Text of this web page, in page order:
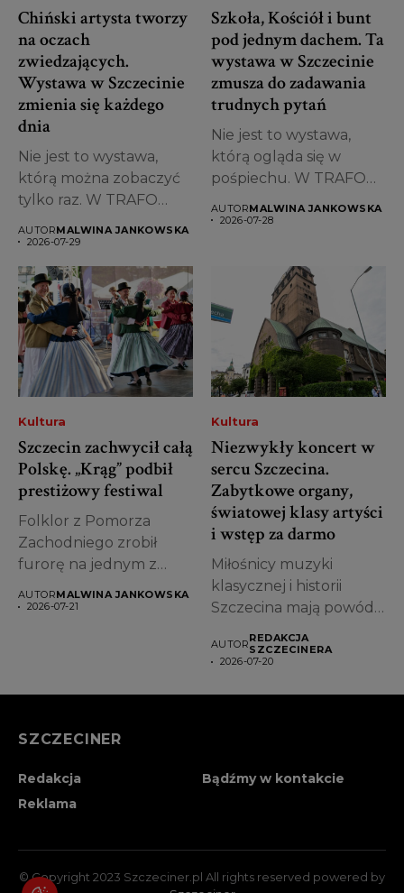
Chiński artysta tworzy
na oczach
zwiedzających.
Wystawa w Szczecinie
zmienia się każdego
dnia
Nie jest to wystawa,
którą można zobaczyć
tylko raz. W TRAFO
AUTORMALWINA JANKOWSKA
2026-07-29
Szkoła, Kościół i bunt
pod jednym dachem. Ta
wystawa w Szczecinie
zmusza do zadawania
trudnych pytań
Nie jest to wystawa,
którą ogląda się w
pośpiechu. W TRAFO
AUTORMALWINA JANKOWSKA
2026-07-28
Kultura
Szczecin zachwycił całą
Polskę. „Krąg” podbił
prestiżowy festiwal
Folklor z Pomorza
Zachodniego zrobił
furorę na jednym z
wydarzeń
AUTORMALWINA JANKOWSKA
2026-07-21
Kultura
Niezwykły koncert w
sercu Szczecina.
Zabytkowe organy,
światowej klasy artyści
i wstęp za darmo
Miłośnicy muzyki
klasycznej i historii
Szczecina mają powód,
AUTORREDAKCJA
SZCZECINERA
2026-07-20
SZCZECINER
Redakcja
Bądźmy w kontakcie
Reklama
© Copyright 2023 Szczeciner.pl All rights reserved powered by